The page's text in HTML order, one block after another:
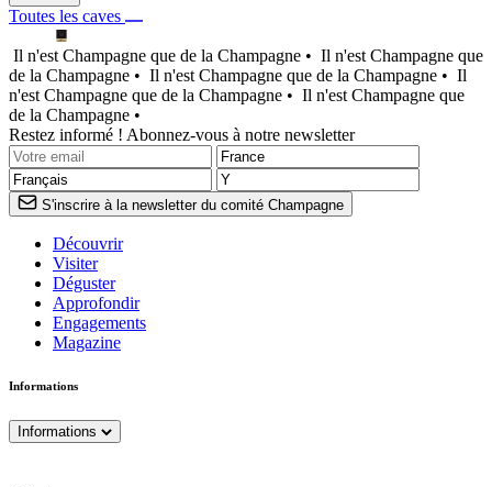
Toutes les caves
Il n'est Champagne que de la Champagne • Il n'est Champagne que
de la Champagne • Il n'est Champagne que de la Champagne • Il
n'est Champagne que de la Champagne • Il n'est Champagne que
de la Champagne •
Restez informé ! Abonnez-vous à notre newsletter
S'inscrire à la newsletter du comité Champagne
Découvrir
Visiter
Déguster
Approfondir
Engagements
Magazine
Informations
Informations